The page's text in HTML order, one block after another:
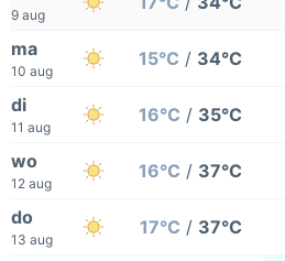
9 aug
ma
10 aug
15°C / 34°C
di
11 aug
16°C / 35°C
wo
12 aug
16°C / 37°C
do
13 aug
17°C / 37°C